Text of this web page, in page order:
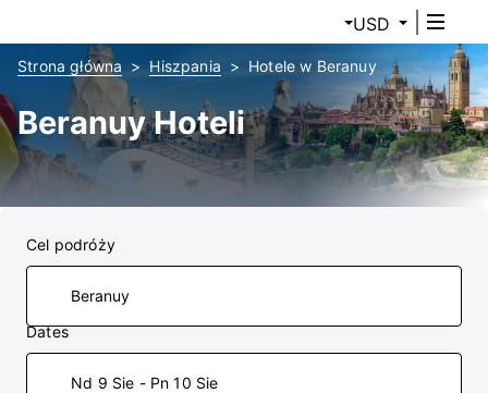
USD
Strona główna Hiszpania Hotele w Beranuy
Beranuy Hoteli
Cel podróży
Dates
Nd 9 Sie - Pn 10 Sie